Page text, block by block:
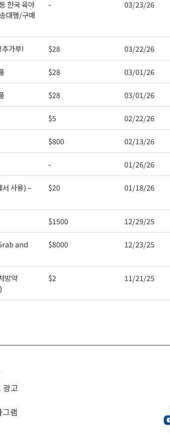
한국 육아
대행/구매
- 03/23/26
가루! $28 03/22/26
$28 03/01/26
$28 03/01/26
$5 02/22/26
$800 02/13/26
- 01/26/26
서 사용) –
$20 01/18/26
$1500 12/29/25
and
$8000 12/23/25
방약
$2 11/21/25
광고
그램